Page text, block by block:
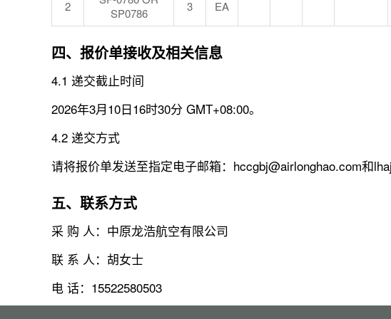
2
SP0786
3 EA
四、报价单接收及相关信息
4.1 递交截止时间
2026年3月10日16时30分 GMT+08:00。
4.2 递交方式
请将报价单发送至指定电子邮箱：hccgbj@airlonghao.com和
五、联系方式
采 购 人：中原龙浩航空有限公司
联 系 人：胡女士
电 话：15522580503